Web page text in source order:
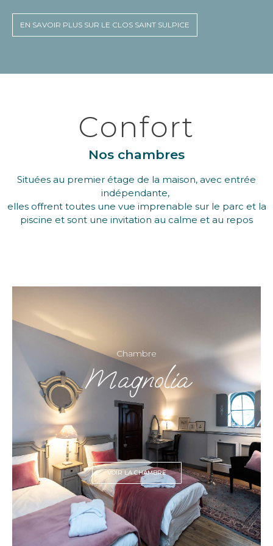
EN SAVOIR PLUS SUR LE CLOS SAINT SULPICE
Confort
Nos chambres
Situées au premier étage de la maison, avec entrée
indépendante,
elles offrent toutes une vue imprenable sur le parc et la
piscine et sont une invitation au calme et au repos
Chambre
Magnolia
VOIR LA CHAMBRE